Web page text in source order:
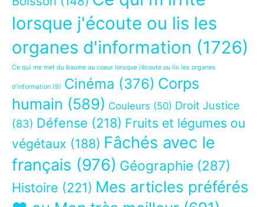
lorsque j'écoute ou lis les
organes d'information (1726)
Ce qui me met du baume au coeur lorsque j’écoute ou lis les organes
d’information (9) Cinéma (376) Corps
humain (589) Couleurs (50) Droit Justice
(83) Défense (218) Fruits et légumes ou
végétaux (188) Fâchés avec le
français (976) Géographie (287)
Histoire (221) Mes articles préférés